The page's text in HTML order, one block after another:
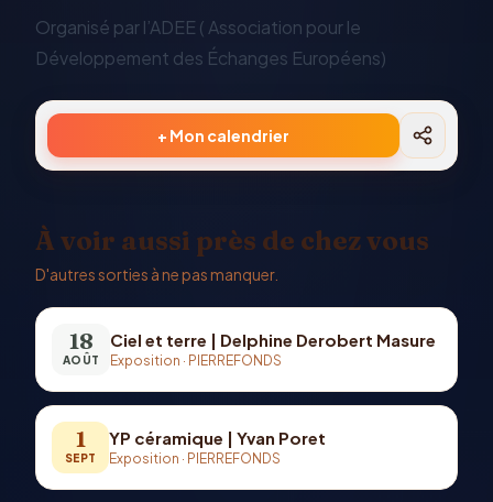
Organisé par l’ADEE ( Association pour le
Développement des Échanges Européens)
+ Mon calendrier
À voir aussi près de chez vous
D'autres sorties à ne pas manquer.
18
AOÛT
Ciel et terre | Delphine Derobert Masure
Exposition · PIERREFONDS
1
SEPT
YP céramique | Yvan Poret
Exposition · PIERREFONDS